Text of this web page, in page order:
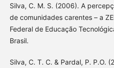
Silva, C. M. S. (2006). A
de comunidades carentes – a
Federal de Educação
Brasil.
Silva, C. T. C. & Pardal, P. P.O.